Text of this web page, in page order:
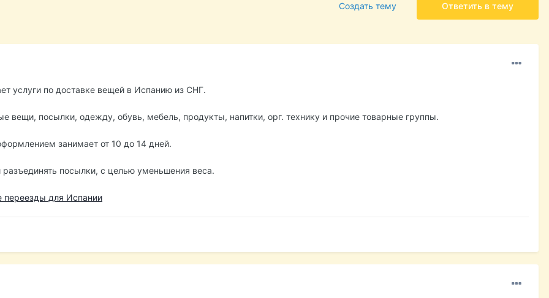
Ответить в тему
Создать тему
услуги по доставке вещей в Испанию из СНГ.
вещи, посылки, одежду, обувь, мебель, продукты, напитки, орг. технику и прочие товарные группы.
занимает от 10 до 14 дней.
посылки, с целью уменьшения веса.
для Испании